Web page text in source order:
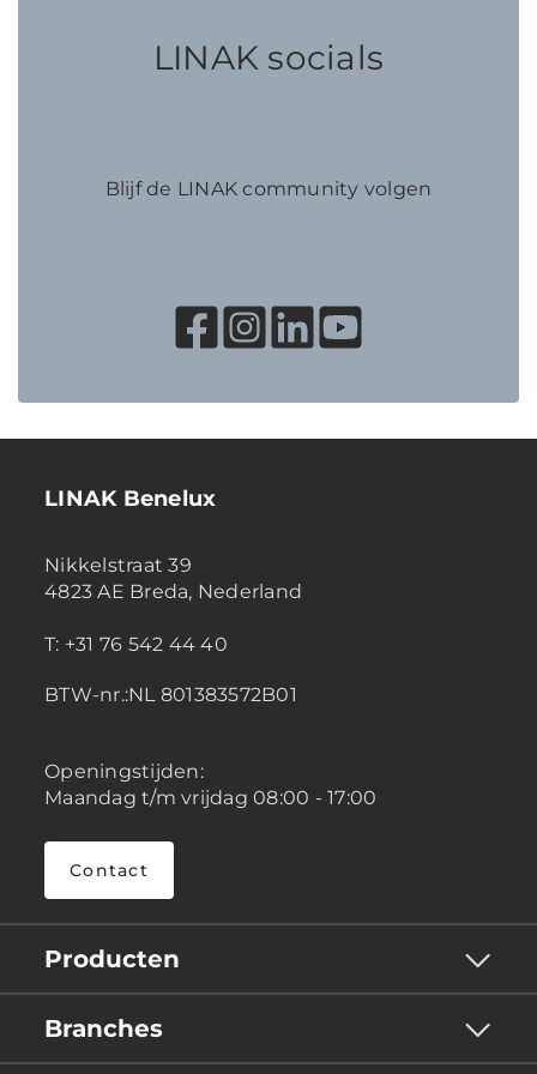
LINAK socials
Blijf de LINAK community volgen
LINAK Benelux
Nikkelstraat 39
4823 AE Breda, Nederland
T: +31 76 542 44 40
BTW-nr.:NL 801383572B01
Openingstijden:
Maandag t/m vrijdag 08:00 - 17:00
Contact
Producten
Branches